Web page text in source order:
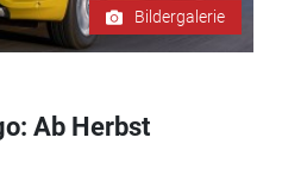
Bildergalerie
Ab Herbst